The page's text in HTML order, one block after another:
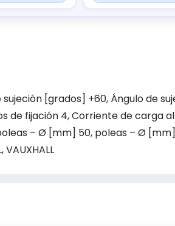
sujeción [grados] +60, Ángulo de
de fijación 4, Corriente de carga
– Ø [mm] 50, poleas – Ø [mm]